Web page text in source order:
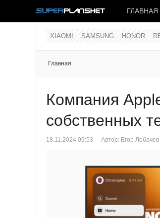
ГЛАВНАЯ
XIAOMI SAMSUNG HONOR
Главная
Компания
собственных
18.11.2024 09:53 Автор: Егор Лобачев